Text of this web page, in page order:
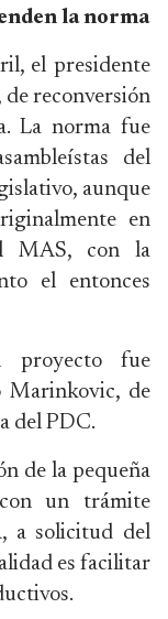
la norma
el presidente
reconversión
La norma fue
del
aunque
en
MAS, con la
el entonces
proyecto fue
Marinkovic, de
del PDC.
de la pequeña
un trámite
a solicitud del
es facilitar